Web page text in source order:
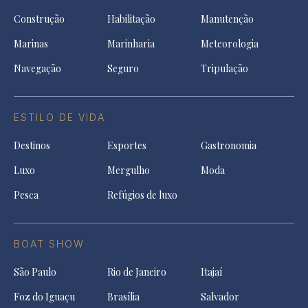
Construção Habilitação
Manutenção
Marinas
Marinharia
Meteorologia
Navegação
Seguro Tripulação
ESTILO DE VIDA
Destinos Esportes
Gastronomia
Luxo
Mergulho
Moda
Pesca
Refúgios de luxo
BOAT SHOW
São Paulo Rio de Janeiro
Itajaí
Foz do Iguaçu
Brasília Salvador